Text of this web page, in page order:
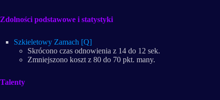
Zdolności podstawowe i statystyki
Szkieletowy Zamach [Q]
Skrócono czas odnowienia z 14 do 12 sek.
Zmniejszono koszt z 80 do 70 pkt. many.
Talenty